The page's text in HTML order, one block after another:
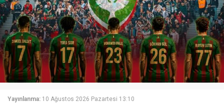
Yayınlanma: 10 Ağustos 2026 Pazartesi 13:10